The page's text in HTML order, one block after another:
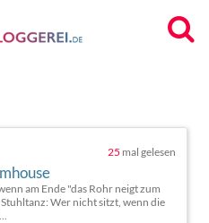
25 mal gelesen
am Ende "das Rohr neigt zum
Wer nicht sitzt, wenn die